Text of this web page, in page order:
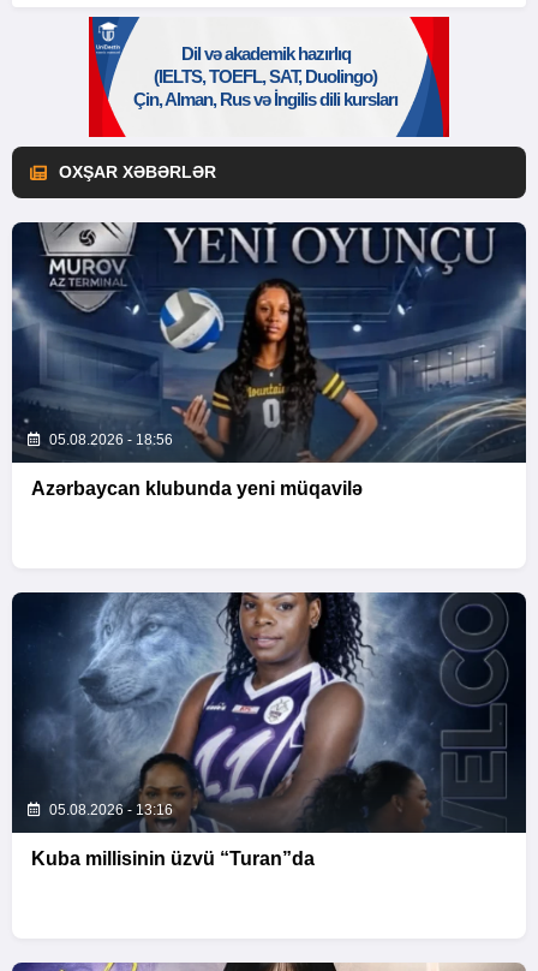
OXŞAR XƏBƏRLƏR
05.08.2026 - 18:56
Azərbaycan klubunda yeni müqavilə
05.08.2026 - 13:16
Kuba millisinin üzvü “Turan”da